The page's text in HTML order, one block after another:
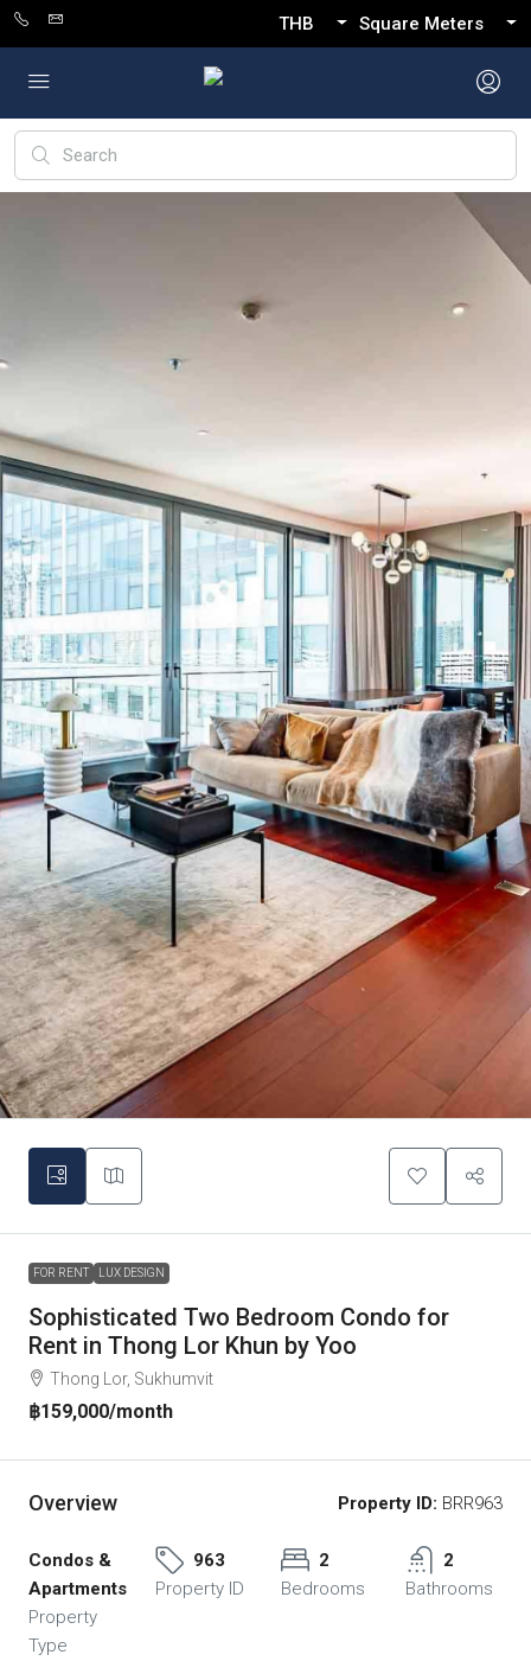
THB Square Meters
FOR RENT LUX DESIGN
Sophisticated Two Bedroom Condo for
Rent in Thong Lor Khun by Yoo
Thong Lor, Sukhumvit
฿159,000/month
Overview Property ID: BRR963
Condos &
Apartments
Property
Type
963
Property ID
2
Bedrooms
2
Bathrooms